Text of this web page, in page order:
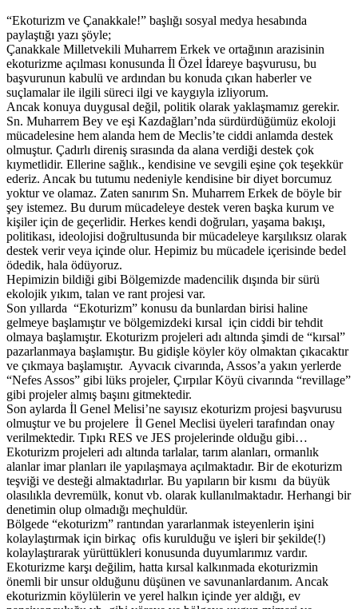
“Ekoturizm ve Çanakkale!” başlığı sosyal medya hesabında
paylaştığı yazı şöyle;
Çanakkale Milletvekili Muharrem Erkek ve ortağının arazisinin
ekoturizme açılması konusunda İl Özel İdareye başvurusu, bu
başvurunun kabulü ve ardından bu konuda çıkan haberler ve
suçlamalar ile ilgili süreci ilgi ve kaygıyla izliyorum.
Ancak konuya duygusal değil, politik olarak yaklaşmamız gerekir.
Sn. Muharrem Bey ve eşi Kazdağları’nda sürdürdüğümüz ekoloji
mücadelesine hem alanda hem de Meclis’te ciddi anlamda destek
olmuştur. Çadırlı direniş sırasında da alana verdiği destek çok
kıymetlidir. Ellerine sağlık., kendisine ve sevgili eşine çok teşekkür
ederiz. Ancak bu tutumu nedeniyle kendisine bir diyet borcumuz
yoktur ve olamaz. Zaten sanırım Sn. Muharrem Erkek de böyle bir
şey istemez. Bu durum mücadeleye destek veren başka kurum ve
kişiler için de geçerlidir. Herkes kendi doğruları, yaşama bakışı,
politikası, ideolojisi doğrultusunda bir mücadeleye karşılıksız olarak
destek verir veya içinde olur. Hepimiz bu mücadele içerisinde bedel
ödedik, hala ödüyoruz.
Hepimizin bildiği gibi Bölgemizde madencilik dışında bir sürü
ekolojik yıkım, talan ve rant projesi var.
Son yıllarda “Ekoturizm” konusu da bunlardan birisi haline
gelmeye başlamıştır ve bölgemizdeki kırsal için ciddi bir tehdit
olmaya başlamıştır. Ekoturizm projeleri adı altında şimdi de “kırsal”
pazarlanmaya başlamıştır. Bu gidişle köyler köy olmaktan çıkacaktır
ve çıkmaya başlamıştır. Ayvacık civarında, Assos’a yakın yerlerde
“Nefes Assos” gibi lüks projeler, Çırpılar Köyü civarında “revillage”
gibi projeler almış başını gitmektedir.
Son aylarda İl Genel Melisi’ne sayısız ekoturizm projesi başvurusu
olmuştur ve bu projelere İl Genel Meclisi üyeleri tarafından onay
verilmektedir. Tıpkı RES ve JES projelerinde olduğu gibi…
Ekoturizm projeleri adı altında tarlalar, tarım alanları, ormanlık
alanlar imar planları ile yapılaşmaya açılmaktadır. Bir de ekoturizm
teşviği ve desteği almaktadırlar. Bu yapıların bir kısmı da büyük
olasılıkla devremülk, konut vb. olarak kullanılmaktadır. Herhangi bir
denetimin olup olmadığı meçhuldür.
Bölgede “ekoturizm” rantından yararlanmak isteyenlerin işini
kolaylaştırmak için birkaç ofis kurulduğu ve işleri bir şekilde(!)
kolaylaştırarak yürüttükleri konusunda duyumlarımız vardır.
Ekoturizme karşı değilim, hatta kırsal kalkınmada ekoturizmin
önemli bir unsur olduğunu düşünen ve savunanlardanım. Ancak
ekoturizmin köylülerin ve yerel halkın içinde yer aldığı, ev